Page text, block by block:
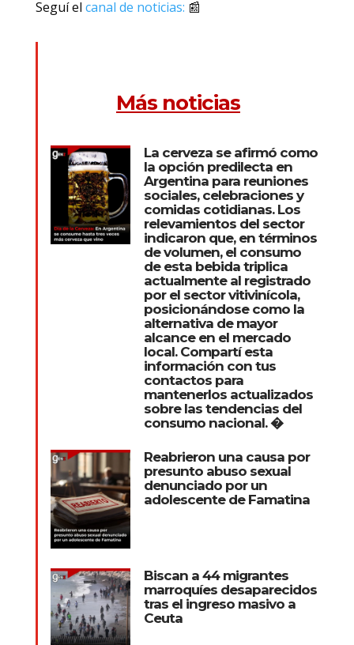
Seguí el canal de noticias: 📰
Más noticias
La cerveza se afirmó como
la opción predilecta en
Argentina para reuniones
sociales, celebraciones y
comidas cotidianas. Los
relevamientos del sector
indicaron que, en términos
de volumen, el consumo
de esta bebida triplica
actualmente al registrado
por el sector vitivinícola,
posicionándose como la
alternativa de mayor
alcance en el mercado
local. Compartí esta
información con tus
contactos para
mantenerlos actualizados
sobre las tendencias del
consumo nacional. �
Reabrieron una causa por
presunto abuso sexual
denunciado por un
adolescente de Famatina
Biscan a 44 migrantes
marroquíes desaparecidos
tras el ingreso masivo a
Ceuta